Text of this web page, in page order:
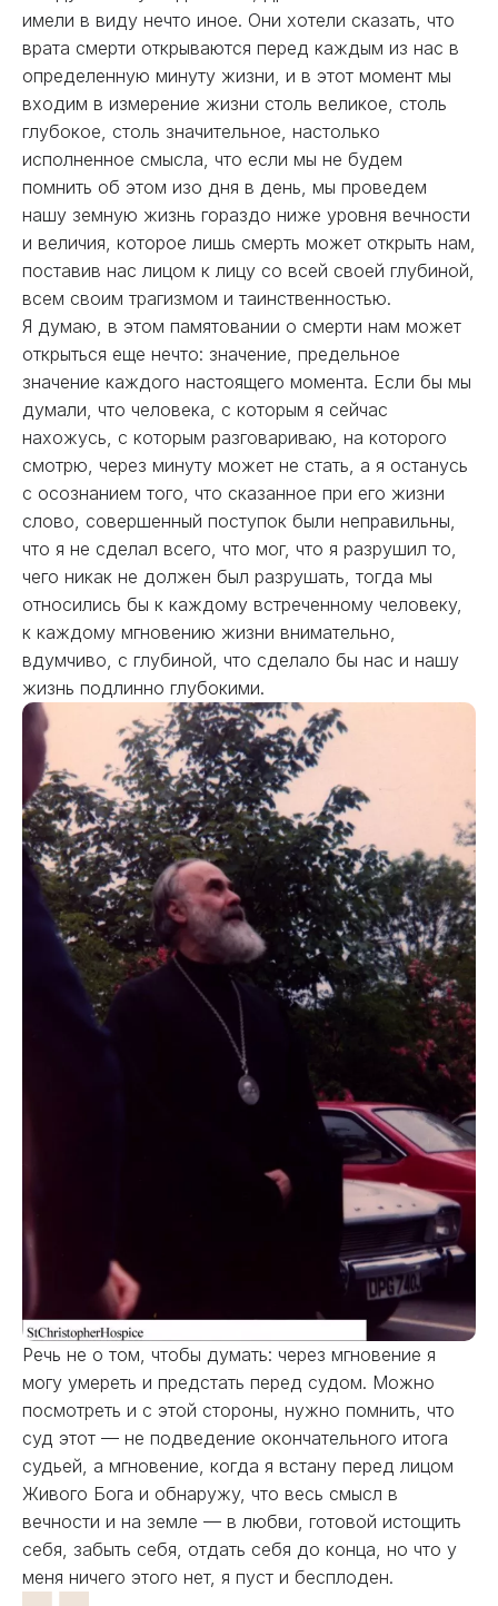
имели в виду нечто иное. Они хотели сказать, что
врата смерти открываются перед каждым из нас в
определенную минуту жизни, и в этот момент мы
входим в измерение жизни столь великое, столь
глубокое, столь значительное, настолько
исполненное смысла, что если мы не будем
помнить об этом изо дня в день, мы проведем
нашу земную жизнь гораздо ниже уровня вечности
и величия, которое лишь смерть может открыть нам,
поставив нас лицом к лицу со всей своей глубиной,
всем своим трагизмом и таинственностью.
Я думаю, в этом памятовании о смерти нам может
открыться еще нечто: значение, предельное
значение каждого настоящего момента. Если бы мы
думали, что человека, с которым я сейчас
нахожусь, с которым разговариваю, на которого
смотрю, через минуту может не стать, а я останусь
с осознанием того, что сказанное при его жизни
слово, совершенный поступок были неправильны,
что я не сделал всего, что мог, что я разрушил то,
чего никак не должен был разрушать, тогда мы
относились бы к каждому встреченному человеку,
к каждому мгновению жизни внимательно,
вдумчиво, с глубиной, что сделало бы нас и нашу
жизнь подлинно глубокими.
Речь не о том, чтобы думать: через мгновение я
могу умереть и предстать перед судом. Можно
посмотреть и с этой стороны, нужно помнить, что
суд этот — не подведение окончательного итога
судьей, а мгновение, когда я встану перед лицом
Живого Бога и обнаружу, что весь смысл в
вечности и на земле — в любви, готовой истощить
себя, забыть себя, отдать себя до конца, но что у
меня ничего этого нет, я пуст и бесплоден.